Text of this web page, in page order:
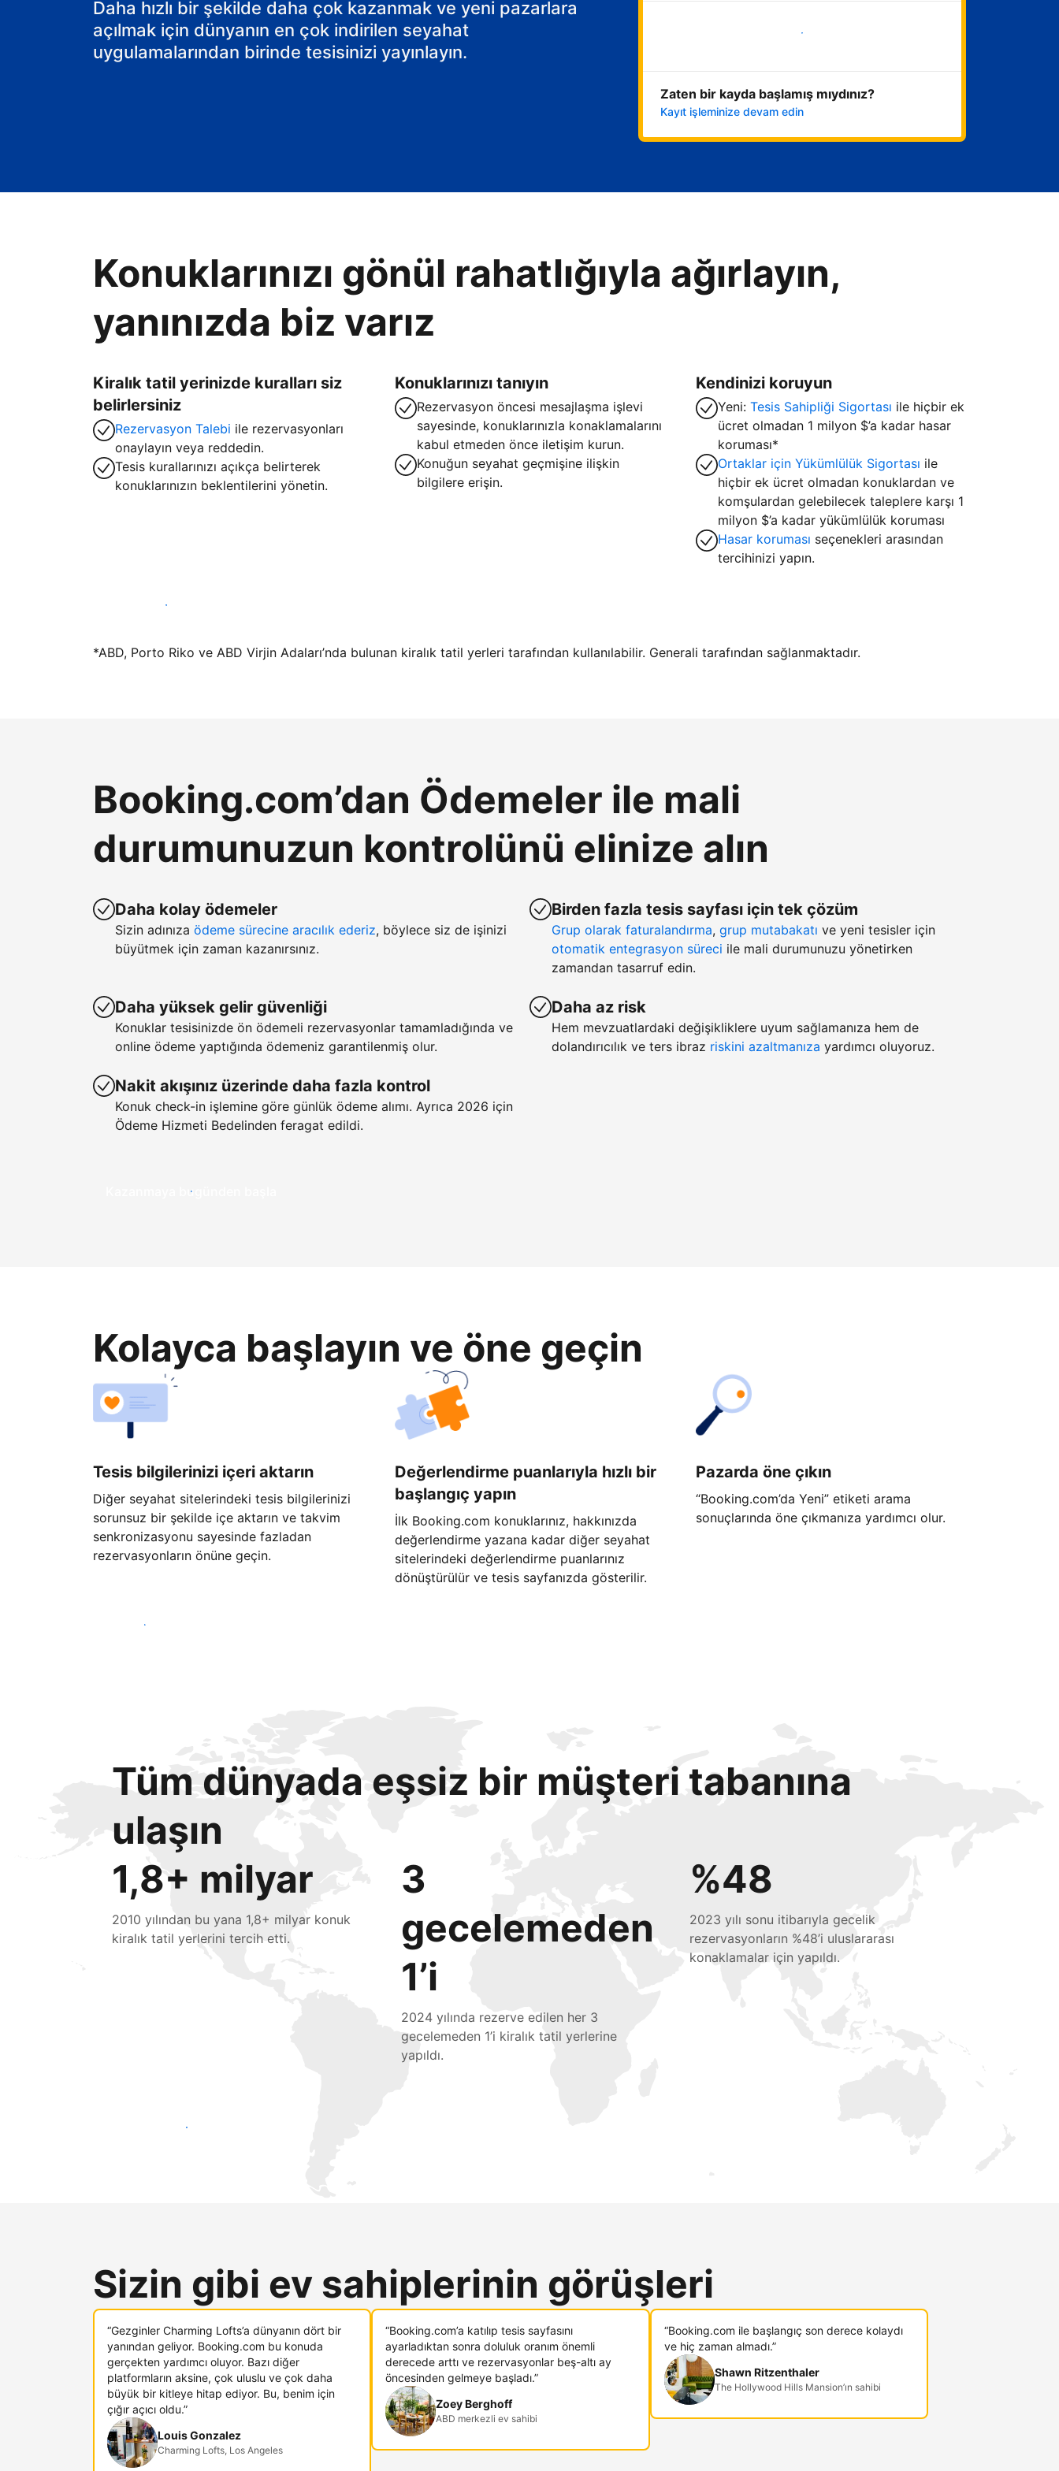
Daha hızlı bir şekilde daha çok kazanmak ve yeni pazarlara
açılmak için dünyanın en çok indirilen seyahat
uygulamalarından birinde tesisinizi yayınlayın.
Hemen başla
Zaten bir kayda başlamış mıydınız?
Kayıt işleminize devam edin
Konuklarınızı gönül rahatlığıyla ağırlayın,
yanınızda biz varız
Kiralık tatil yerinizde kuralları siz
belirlersiniz
Rezervasyon Talebi ile rezervasyonları
onaylayın veya reddedin.
Tesis kurallarınızı açıkça belirterek
konuklarınızın beklentilerini yönetin.
Konuklarınızı tanıyın
Rezervasyon öncesi mesajlaşma işlevi
sayesinde, konuklarınızla konaklamalarını
kabul etmeden önce iletişim kurun.
Konuğun seyahat geçmişine ilişkin
bilgilere erişin.
Kendinizi koruyun
Yeni:Tesis Sahipliği Sigortası ile hiçbir ek
ücret olmadan 1 milyon $’a kadar hasar
koruması*
Ortaklar için Yükümlülük Sigortası ile
hiçbir ek ücret olmadan konuklardan ve
komşulardan gelebilecek taleplere karşı 1
milyon $’a kadar yükümlülük koruması
Hasar koruması seçenekleri arasından
tercihinizi yapın.
Hemen tesis yayınla
*ABD, Porto Riko ve ABD Virjin Adaları’nda bulunan kiralık tatil yerleri tarafından kullanılabilir. Generali tarafından sağlanmaktadır.
Booking.com’dan Ödemeler ile mali
durumunuzun kontrolünü elinize alın
Daha kolay ödemeler
Sizin adınıza ödeme sürecine aracılık ederiz, böylece siz de işinizi
büyütmek için zaman kazanırsınız.
Daha yüksek gelir güvenliği
Konuklar tesisinizde ön ödemeli rezervasyonlar tamamladığında ve
online ödeme yaptığında ödemeniz garantilenmiş olur.
Nakit akışınız üzerinde daha fazla kontrol
Konuk check-in işlemine göre günlük ödeme alımı. Ayrıca 2026 için
Ödeme Hizmeti Bedelinden feragat edildi.
Birden fazla tesis sayfası için tek çözüm
Grup olarak faturalandırma, grup mutabakatı ve yeni tesisler için
otomatik entegrasyon süreci ile mali durumunuzu yönetirken
zamandan tasarruf edin.
Daha az risk
Hem mevzuatlardaki değişikliklere uyum sağlamanıza hem de
dolandırıcılık ve ters ibraz riskini azaltmanıza yardımcı oluyoruz.
Kazanmaya bugünden başla
Kolayca başlayın ve öne geçin
Tesis bilgilerinizi içeri aktarın
Diğer seyahat sitelerindeki tesis bilgilerinizi
sorunsuz bir şekilde içe aktarın ve takvim
senkronizasyonu sayesinde fazladan
rezervasyonların önüne geçin.
Değerlendirme puanlarıyla hızlı bir
başlangıç yapın
İlk Booking.com konuklarınız, hakkınızda
değerlendirme yazana kadar diğer seyahat
sitelerindeki değerlendirme puanlarınız
dönüştürülür ve tesis sayfanızda gösterilir.
Pazarda öne çıkın
“Booking.com’da Yeni” etiketi arama
sonuçlarında öne çıkmanıza yardımcı olur.
Hemen başla
Tüm dünyada eşsiz bir müşteri tabanına
ulaşın
1,8+ milyar
2010 yılından bu yana 1,8+ milyar konuk
kiralık tatil yerlerini tercih etti.
3
gecelemeden
1’i
2024 yılında rezerve edilen her 3
gecelemeden 1’i kiralık tatil yerlerine
yapıldı.
%48
2023 yılı sonu itibarıyla gecelik
rezervasyonların %48’i uluslararası
konaklamalar için yapıldı.
Hemen yeni konuklara ulaş
Sizin gibi ev sahiplerinin görüşleri
“Gezginler Charming Lofts’a dünyanın dört bir
yanından geliyor. Booking.com bu konuda
gerçekten yardımcı oluyor. Bazı diğer
platformların aksine, çok uluslu ve çok daha
büyük bir kitleye hitap ediyor. Bu, benim için
çığır açıcı oldu.”
Louis Gonzalez
Charming Lofts, Los Angeles
“Booking.com’a katılıp tesis sayfasını
ayarladıktan sonra doluluk oranım önemli
derecede arttı ve rezervasyonlar beş-altı ay
öncesinden gelmeye başladı.”
Zoey Berghoff
ABD merkezli ev sahibi
“Booking.com ile başlangıç son derece kolaydı
ve hiç zaman almadı.”
Shawn Ritzenthaler
The Hollywood Hills Mansion’ın sahibi